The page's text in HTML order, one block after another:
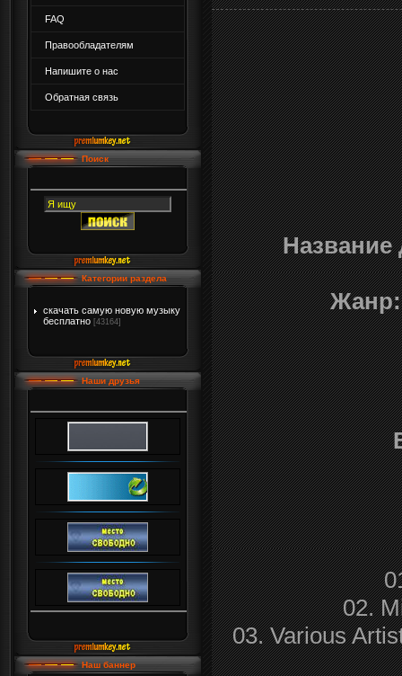
FAQ
Правообладателям
Напишите о нас
Обратная связь
Поиск
Категории раздела
скачать самую новую музыку
бесплатно [43164]
Наши друзья
Наш баннер
Название
Жанр:
02.
03. Various